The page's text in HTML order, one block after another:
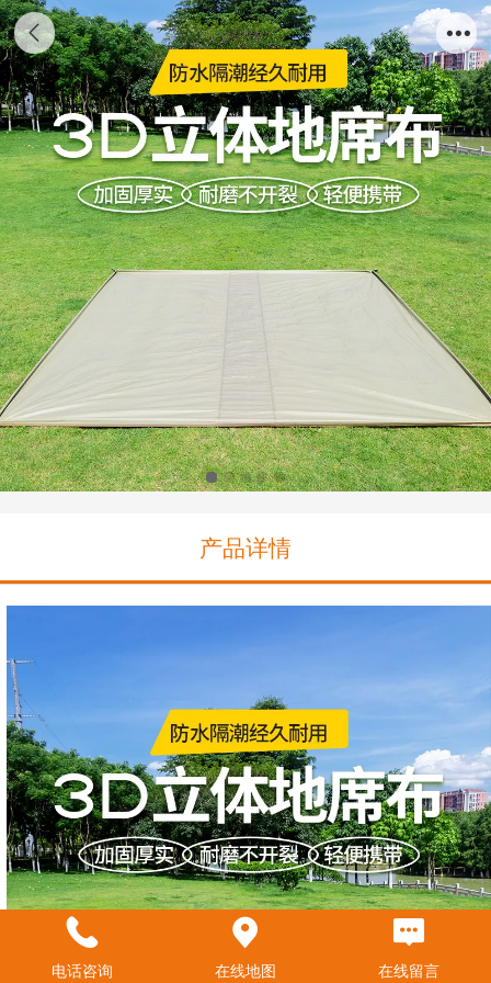
3米网纱地席
产品详情
电话咨询 在线地图 在线留言